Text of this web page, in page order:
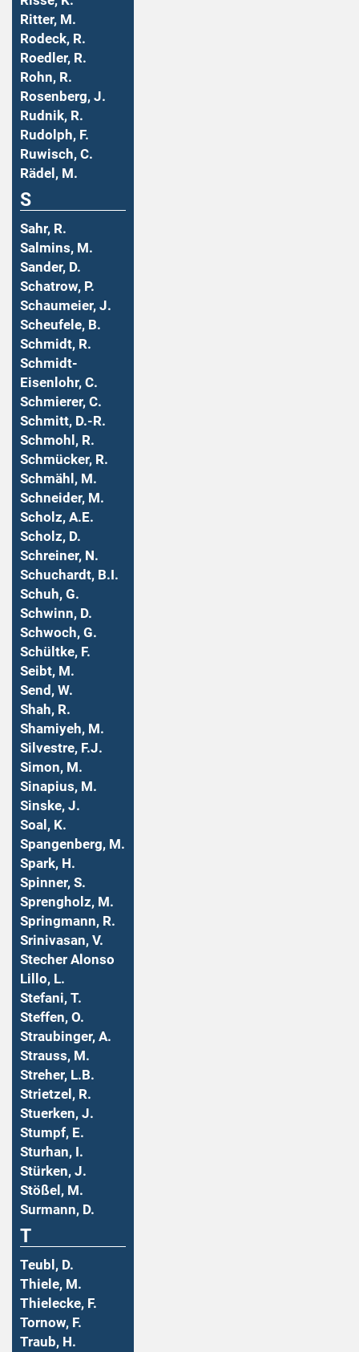
Ritter, M.
Rodeck, R.
Roedler, R.
Rohn, R.
Rosenberg, J.
Rudnik, R.
Rudolph, F.
Ruwisch, C.
Rädel, M.
S
Sahr, R.
Salmins, M.
Sander, D.
Schatrow, P.
Schaumeier, J.
Scheufele, B.
Schmidt, R.
Schmidt-
Eisenlohr, C.
Schmierer, C.
Schmitt, D.-R.
Schmohl, R.
Schmücker, R.
Schmähl, M.
Schneider, M.
Scholz, A.E.
Scholz, D.
Schreiner, N.
Schuchardt, B.I.
Schuh, G.
Schwinn, D.
Schwoch, G.
Schültke, F.
Seibt, M.
Send, W.
Shah, R.
Shamiyeh, M.
Silvestre, F.J.
Simon, M.
Sinapius, M.
Sinske, J.
Soal, K.
Spangenberg, M.
Spark, H.
Spinner, S.
Sprengholz, M.
Springmann, R.
Srinivasan, V.
Stecher Alonso
Lillo, L.
Stefani, T.
Steffen, O.
Straubinger, A.
Strauss, M.
Streher, L.B.
Strietzel, R.
Stuerken, J.
Stumpf, E.
Sturhan, I.
Stürken, J.
Stößel, M.
Surmann, D.
T
Teubl, D.
Thiele, M.
Thielecke, F.
Tornow, F.
Traub, H.